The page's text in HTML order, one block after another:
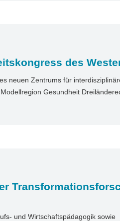
des
neuen Zentrums für
Gesundheit
und Wirtschaftspädagogik sowie